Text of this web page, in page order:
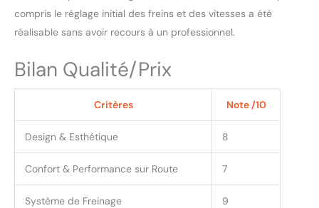
compris le réglage initial des freins et des vitesses a été
réalisable sans avoir recours à un professionnel.
Bilan Qualité/Prix
Critères Note /10
Design & Esthétique 8
Confort & Performance sur Route 7
Système de Freinage 9